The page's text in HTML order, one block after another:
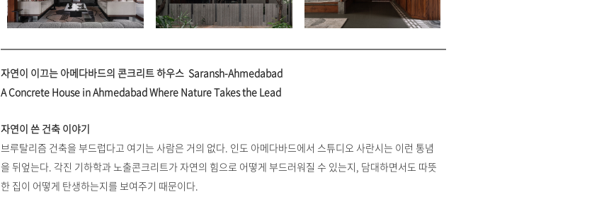
자연이 이끄는 아메다바드의 콘크리트 하우스 Saransh-Ahmedabad
A Concrete House in Ahmedabad Where Nature Takes the Lead
자연이 쓴 건축 이야기
브루탈리즘 건축을 부드럽다고 여기는 사람은 거의 없다. 인도 아메다바드에서 스튜디오 사란시는 이런 통념
을 뒤엎는다. 각진 기하학과 노출콘크리트가 자연의 힘으로 어떻게 부드러워질 수 있는지, 담대하면서도 따뜻
한 집이 어떻게 탄생하는지를 보여주기 때문이다.